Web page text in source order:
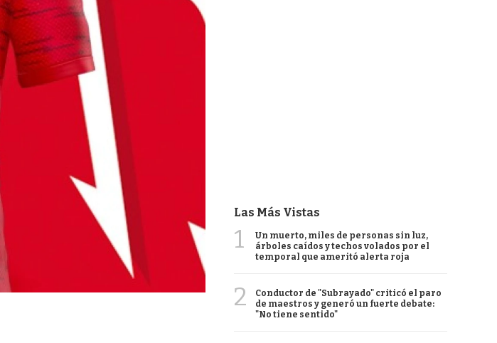
Las Más Vistas
1
Un muerto, miles de personas sin luz,
árboles caídos y techos volados por el
temporal que ameritó alerta roja
2
Conductor de "Subrayado" criticó el paro
de maestros y generó un fuerte debate:
"No tiene sentido"